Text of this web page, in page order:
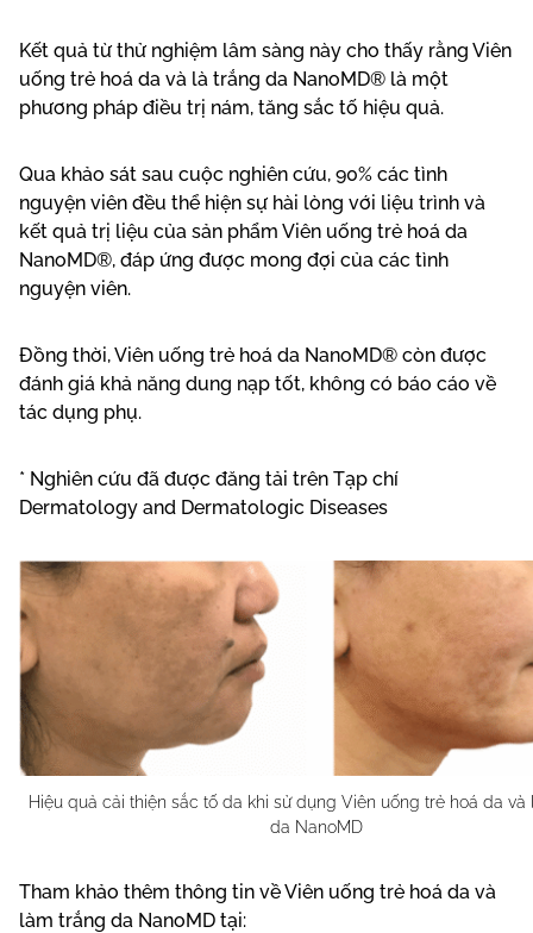
Kết quả từ thử nghiệm lâm sàng này cho thấy rằng Viên
uống trẻ hoá da và là trắng da NanoMD® là một
phương pháp điều trị nám, tăng sắc tố hiệu quả.
Qua khảo sát sau cuộc nghiên cứu, 90% các tình
nguyện viên đều thể hiện sự hài lòng với liệu trình và
kết quả trị liệu của sản phẩm Viên uống trẻ hoá da
NanoMD®, đáp ứng được mong đợi của các tình
nguyện viên.
Đồng thời, Viên uống trẻ hoá da NanoMD® còn được
đánh giá khả năng dung nạp tốt, không có báo cáo về
tác dụng phụ.
* Nghiên cứu đã được đăng tải trên Tạp chí
Dermatology and Dermatologic Diseases
Hiệu quả cải thiện sắc tố da khi sử dụng Viên uống trẻ hoá da và
da NanoMD
Tham khảo thêm thông tin về Viên uống trẻ hoá da và
làm trắng da NanoMD tại: